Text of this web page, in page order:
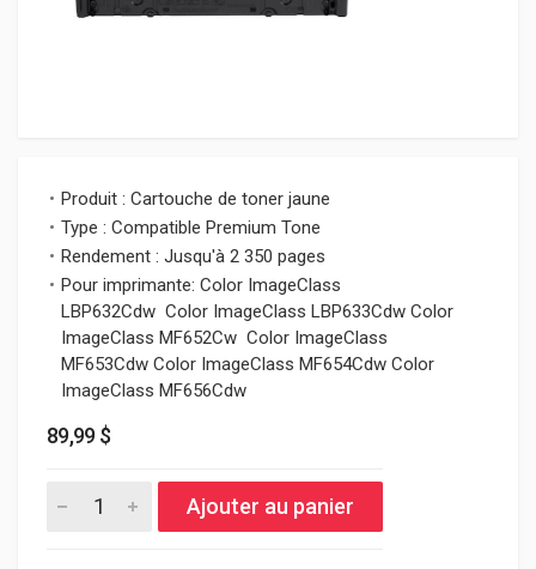
Produit : Cartouche de toner jaune
Type : Compatible Premium Tone
Rendement : Jusqu'à 2 350 pages
Pour imprimante: Color ImageClass
LBP632Cdw Color ImageClass LBP633Cdw Color
ImageClass MF652Cw Color ImageClass
MF653Cdw Color ImageClass MF654Cdw Color
ImageClass MF656Cdw
89,99 $
Ajouter au panier